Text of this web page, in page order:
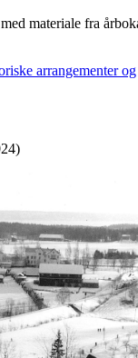
materiale fra
arrangementer og